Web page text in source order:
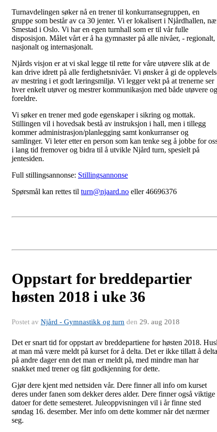
Turnavdelingen søker nå en trener til konkurransegruppen, en
gruppe som består av ca 30 jenter. Vi er lokalisert i Njårdhallen,
Smestad i Oslo. Vi har en egen turnhall som er til vår fulle
disposisjon. Målet vårt er å ha gymnaster på alle nivåer, - regionalt,
nasjonalt og internasjonalt.
Njårds visjon er at vi skal legge til rette for våre utøvere slik at de
kan drive idrett på alle ferdighetsnivåer. Vi ønsker å gi de
av mestring i et godt læringsmiljø. Vi legger vekt på at trenerne ser
hver enkelt utøver og mestrer kommunikasjon med både utøvere og
foreldre.
Vi søker en trener med gode egenskaper i sikring og mottak.
Stillingen vil i hovedsak bestå av instruksjon i hall, men i tillegg
kommer administrasjon/planlegging samt konkurranser og
samlinger. Vi leter etter en person som kan tenke seg å jobbe for
i lang tid fremover og bidra til å utvikle Njård turn, spesielt på
jentesiden.
Full stillingsannonse: Stillingsannonse
Spørsmål kan rettes til turn@njaard.no eller 46696376
Oppstart for breddepartier
høsten 2018 i uke 36
Postet av Njård - Gymnastikk og turn den 29. aug 2018
Det er snart tid for oppstart av breddepartiene for høsten 2018.
at man må være meldt på kurset for å delta. Det er ikke tillatt å delta
på andre dager enn det man er meldt på, med mindre man har
snakket med trener og fått godkjenning for dette.
Gjør dere kjent med nettsiden vår. Dere finner all info om kurset
deres under fanen som dekker deres alder. Dere finner også viktige
datoer for dette semesteret. Juleoppvisningen vil i år finne sted
søndag 16. desember. Mer info om dette kommer når det nærmer
seg.